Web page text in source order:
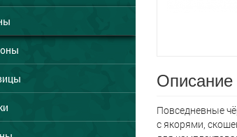
Описание
Повседневные
с якорями,